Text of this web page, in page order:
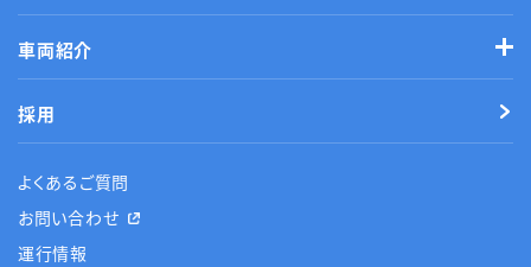
車両紹介
採用
よくあるご質問
お問い合わせ
運行情報